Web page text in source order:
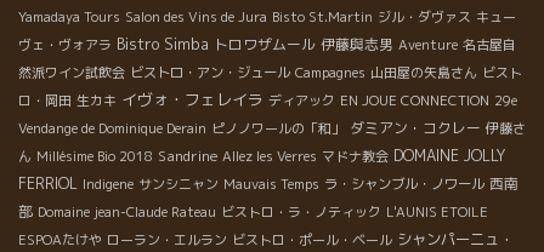
Yamadaya Tours Salon des Vins de Jura Bisto St.Martin ジル・ダヴァス キュー
ヴェ・ヴォアラ Bistro Simba トロワザムール 伊藤與志男 Aventure 名古屋自
然派ワイン試飲会 ビストロ・アン・ジュール Campagnes 山田屋の矢島さん ビスト
ロ・岡田 生カキ イヴォ・フェレイラ ディアック EN JOUE CONNECTION 29e
Vendange de Dominique Derain ピノノワールの「和」 ダミアン・コクレー 伊藤さ
ん Millésime Bio 2018 Sandrine Allez les Verres マドナ教会 DOMAINE JOLLY
FERRIOL Indigene サンシニャン Mauvais Temps ラ・シャンブル・ノワール 西南
部 Domaine jean-Claude Rateau ビストロ・ラ・ノティック L'AUNIS ETOILE
ESPOAたけや ローラン・エルラン ビストロ・ポール・ベール シャンパーニュ・